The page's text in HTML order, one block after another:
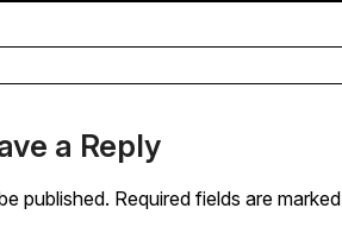
a Reply
published. Required fields are marked